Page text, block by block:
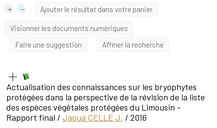
Ajouter le résultat dans votre panier
Visionner les documents numériques
Faire une suggestion
Affiner la recherche
Actualisation des connaissances sur les bryophytes
protégées dans la perspective de la révision de la liste
des espèces végétales protégées du Limousin -
Rapport final / Jaoua CELLE J. / 2016